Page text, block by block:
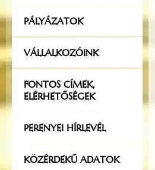
PÁLYÁZATOK
VÁLLALKOZÓINK
FONTOS CÍMEK,
ELÉRHETŐSÉGEK
PERENYEI HÍRLEVÉL
KÖZÉRDEKŰ ADATOK